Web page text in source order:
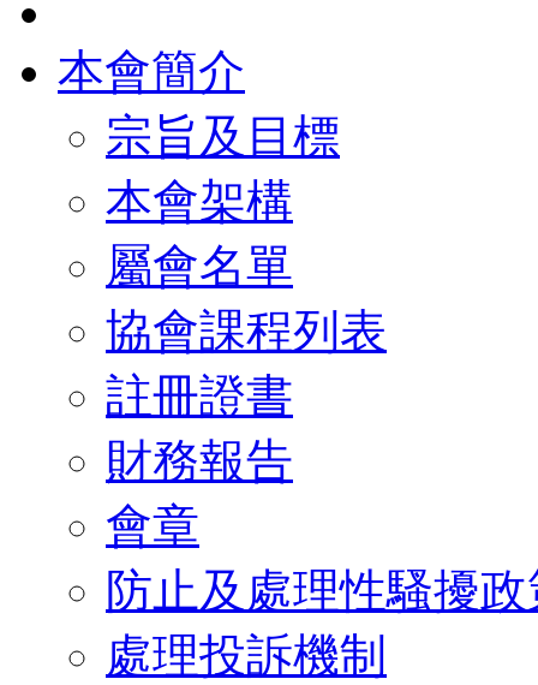
本會簡介
宗旨及目標
本會架構
屬會名單
協會課程列表
註冊證書
財務報告
會章
防止及處理性騷擾
處理投訴機制